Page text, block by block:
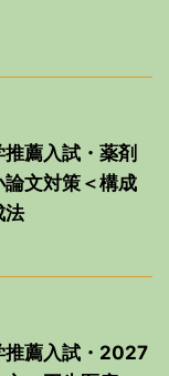
推薦入試・薬剤
文対策＜構成
法
推薦入試・2027